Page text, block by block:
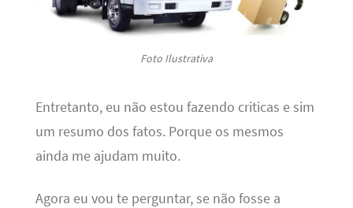
Foto Ilustrativa
Entretanto, eu não estou fazendo criticas e sim
um resumo dos fatos. Porque os mesmos
ainda me ajudam muito.
Agora eu vou te perguntar, se não fosse a